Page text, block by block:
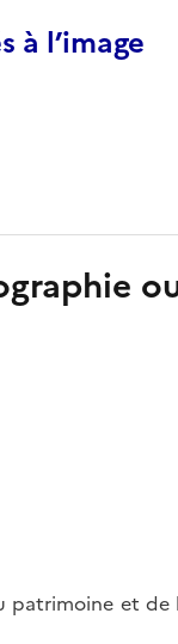
à l’image
patrimoine et